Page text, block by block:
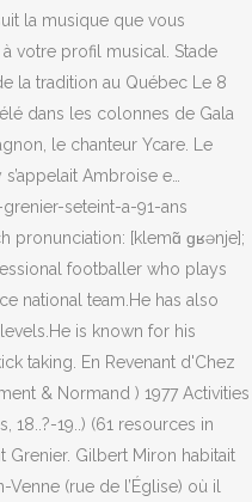
la musique que vous
votre profil musical. Stade
la tradition au Québec Le 8
dans les colonnes de Gala
le chanteur Ycare. Le
Ambroise e…
seteint-a-91-ans
pronunciation: [klemɑ̃ ɡʁənje];
footballer who plays
national team.He has also
is known for his
taking. En Revenant d'Chez
& Normand ) 1977 Activities
18..?-19..) (61 resources in
Grenier. Gilbert Miron habitait
(rue de l’Église) où il